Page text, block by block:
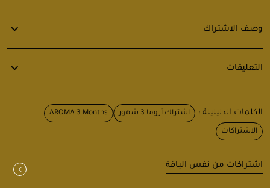
وصف الاشتراك
التعليقات
الكلمات الدليليلة : اشتراك أروما 3 شهور AROMA 3 Months
الاشتراكات
اشتراكات من نفس الباقة